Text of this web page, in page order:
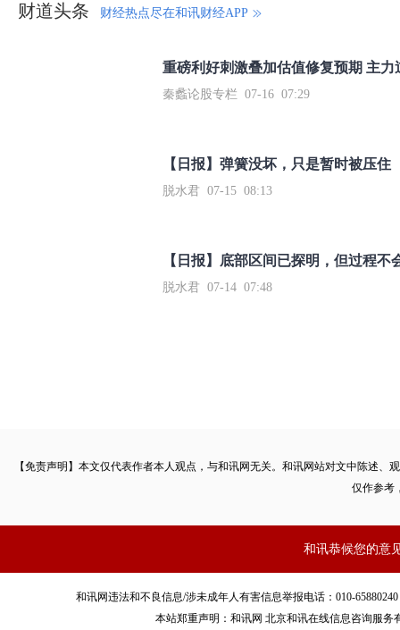
财道头条 财经热点尽在和讯财经APP
秦蠡论股专栏 07-16 07:29
【日报】弹簧没坏，只是暂时被压住
脱水君 07-15 08:13
【日报】底部区间已探明，但过程不
脱水君 07-14 07:48
【免责声明】本文仅代表作者本人观点，与和讯网无关。和讯网站对文中陈述
仅作参考
和讯恭候您的意
和讯网违法和不良信息/涉未成年人有害信息举报电话：010-
本站郑重声明：和讯网 北京和讯在线信息咨询服